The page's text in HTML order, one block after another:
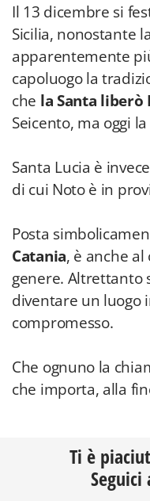
Il 13 dicembre si
Sicilia, nonostante
apparentemente
capoluogo la
che la Santa liberò
Seicento, ma oggi
Santa Lucia è
di cui Noto è in
Posta
Catania, è anche
genere. Altrettanto
diventare un luogo
compromesso.
Che ognuno la
che importa, alla
Ti è
Seguici